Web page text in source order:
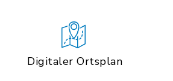
Digitaler Ortsplan